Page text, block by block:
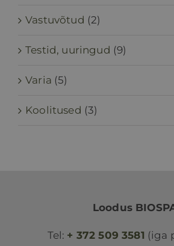
Vastuvõtud (2)
Testid, uuringud (9)
Varia (5)
Koolitused (3)
Loodus
Tel: + 372 509 3581 (iga